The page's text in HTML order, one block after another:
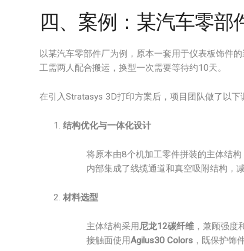
四、案例：某汽车零部
以某汽车零部件厂为例，原本一套用于仪表板饰件
工需两人配合搬运，换型一次需要等待约10天。
在引入Stratasys 3D打印方案后，项目团队做了以下
结构优化与一体化设计
将原本由8个机加工零件拼装的主体结构
内部集成了线缆通道和真空吸附结构，
材料选型
主体结构采用尼龙12碳纤维 ，兼顾强度
接触面使用Agilus30 Colors ，既保护饰